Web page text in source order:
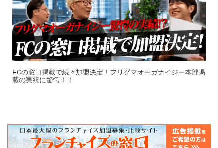
なくてもさまざまなノウハウが一度に入手できるメリッ
トがあります。加盟する本部に研修制度があれば、業界
が未経験であっても一定の知識や技術を身につけてから
独立開業することができるのです。
中には、約1か月前後かけて徹底した技術研修をおこなう
本部もあります。独立開業後に無料で何度も講習を受け
学ぶことができます。
りない場合には、融資による資金調達が必要になるかも
しれません。しかしフランチャイズ本部によっては、本
部が金融機関の紹介をしてくれたり、本部が自社ローン
フランチャイズの窓口、新プロジェクト始動！？メディアであ